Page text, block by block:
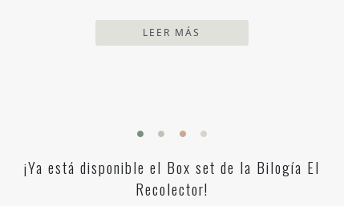
LEER MÁS
¡Ya está disponible el Box set de la Bilogía El
Recolector!